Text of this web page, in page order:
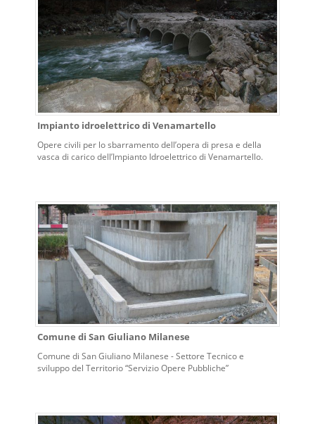
Impianto idroelettrico di Venamartello
Opere civili per lo sbarramento dell’opera di presa e della
vasca di carico dell’Impianto Idroelettrico di Venamartello.
Comune di San Giuliano Milanese
Comune di San Giuliano Milanese - Settore Tecnico e
sviluppo del Territorio “Servizio Opere Pubbliche”